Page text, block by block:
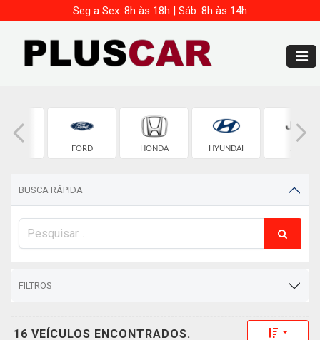
Seg a Sex: 8h às 18h | Sáb: 8h às 14h
FORD HONDA HYUNDAI
BUSCA RÁPIDA
FILTROS
16 VEÍCULOS ENCONTRADOS. Toggle